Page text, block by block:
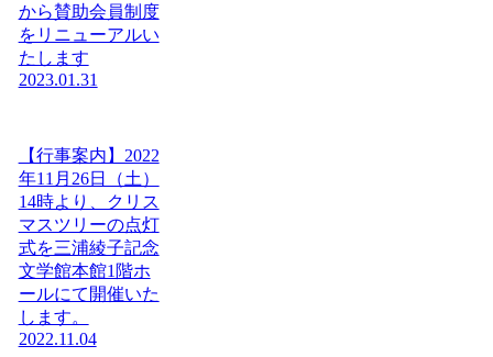
から賛助会員制度
をリニューアルい
たします
2023.01.31
【行事案内】2022
年11月26日（土）
14時より、クリス
マスツリーの点灯
式を三浦綾子記念
文学館本館1階ホ
ールにて開催いた
します。
2022.11.04